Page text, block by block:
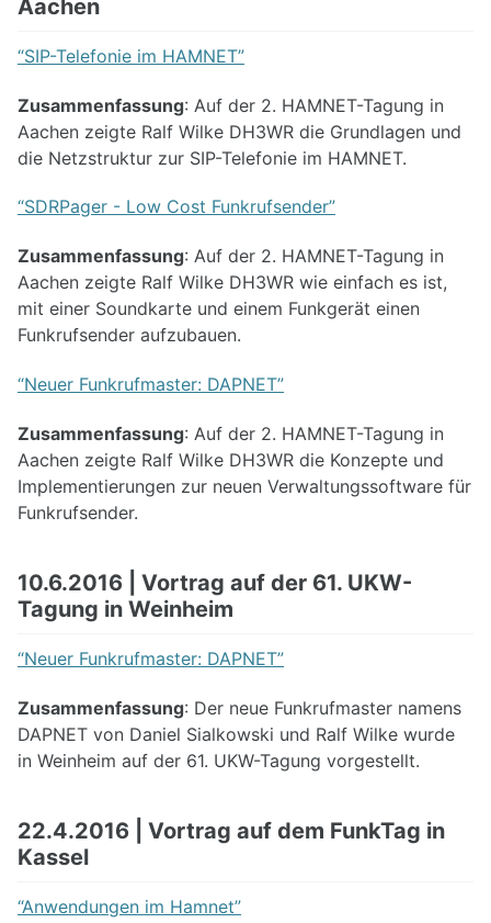
Aachen
“SIP-Telefonie im HAMNET”
Zusammenfassung: Auf der 2. HAMNET-Tagung in
Aachen zeigte Ralf Wilke DH3WR die Grundlagen und
die Netzstruktur zur SIP-Telefonie im HAMNET.
“SDRPager - Low Cost Funkrufsender”
Zusammenfassung: Auf der 2. HAMNET-Tagung in
Aachen zeigte Ralf Wilke DH3WR wie einfach es ist,
mit einer Soundkarte und einem Funkgerät einen
Funkrufsender aufzubauen.
“Neuer Funkrufmaster: DAPNET”
Zusammenfassung: Auf der 2. HAMNET-Tagung in
Aachen zeigte Ralf Wilke DH3WR die Konzepte und
Implementierungen zur neuen Verwaltungssoftware für
Funkrufsender.
10.6.2016 | Vortrag auf der 61. UKW-
Tagung in Weinheim
“Neuer Funkrufmaster: DAPNET”
Zusammenfassung: Der neue Funkrufmaster namens
DAPNET von Daniel Sialkowski und Ralf Wilke wurde
in Weinheim auf der 61. UKW-Tagung vorgestellt.
22.4.2016 | Vortrag auf dem FunkTag in
Kassel
“Anwendungen im Hamnet”